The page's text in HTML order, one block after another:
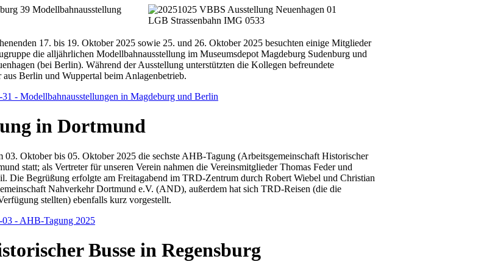
17. bis 19. Oktober 2025 sowie 25. und 26. Oktober 2025 besuchten einige Mitglieder
die alljährlichen Modellbahnausstellung im Museumsdepot Magdeburg Sudenburg und
(bei Berlin). Während der Ausstellung unterstützten die Kollegen befreundete
aus Berlin und Wuppertal beim Anlagenbetrieb.
- Modellbahnausstellungen in Magdeburg und Berlin
in Dortmund
03. Oktober bis 05. Oktober 2025 die sechste AHB-Tagung (Arbeitsgemeinschaft Historischer
statt; als Vertreter für unseren Verein nahmen die Vereinsmitglieder Thomas Feder und
Die Begrüßung erfolgte am Freitagabend im TRD-Zentrum durch Robert Wiebel und Christian
Nahverkehr Dortmund e.V. (AND), außerdem hat sich TRD-Reisen (die die
stellten) ebenfalls kurz vorgestellt.
03 - AHB-Tagung 2025
Busse in Regensburg